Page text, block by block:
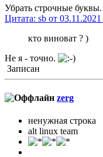
Убрать строчные буквы.
Цитата: sb от
кто виноват ? )
Не я - точно.
Записан
zerg
ненужная строка
alt linux team